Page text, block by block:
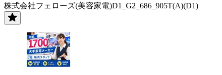
株式会社フェローズ(美容家電)D1_G2_686_905T(A)(D1)